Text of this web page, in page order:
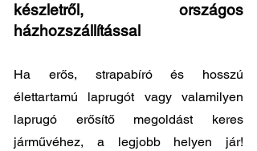
készletről, országos
házhozszállítással
Ha erős, strapabíró és hosszú
élettartamú laprugót vagy valamilyen
laprugó erősítő megoldást keres
járművéhez, a legjobb helyen jár!